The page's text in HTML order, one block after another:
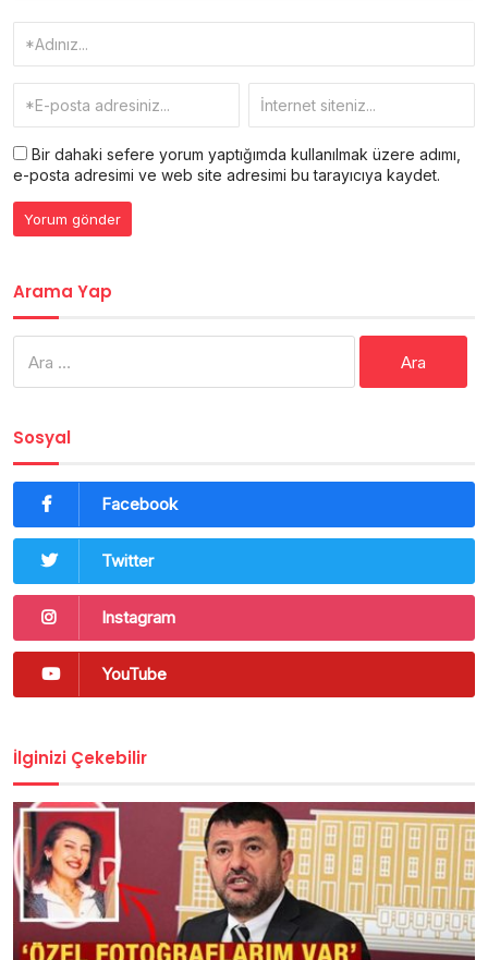
Bir dahaki sefere yorum yaptığımda kullanılmak üzere adımı,
e-posta adresimi ve web site adresimi bu tarayıcıya kaydet.
Arama Yap
Sosyal
Facebook
Twitter
Instagram
YouTube
İlginizi Çekebilir